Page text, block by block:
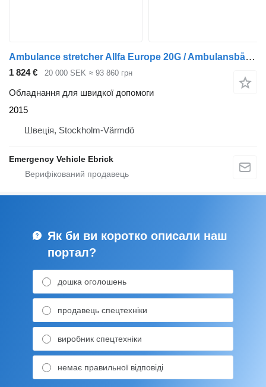
Ambulance stretcher Allfa Europe 20G / Ambulansbår / Bår
1 824 € 20 000 SEK ≈ 93 860 грн
Обладнання для швидкої допомоги
2015
Швеція, Stockholm-Värmdö
Emergency Vehicle Ebrick
Як би ви коротко описали наш
портал?
дошка оголошень
продавець спецтехніки
виробник спецтехніки
немає правильної відповіді